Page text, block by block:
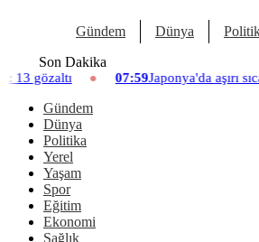
Gündem Dünya
Son Dakika
07:59Japonya'da aşırı sıcaklar nedeniyle
Gündem
Dünya
Politika
Yerel
Yaşam
Spor
Eğitim
Ekonomi
Sağlık